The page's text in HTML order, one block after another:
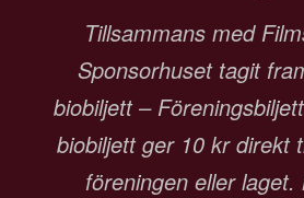
Tillsammans med
Sponsorhuset tagit
biobiljett –
biobiljett ger 10 kr direkt
föreningen eller